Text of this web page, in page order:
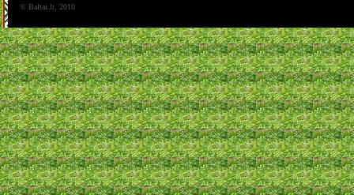
© Baltai.lt, 2010